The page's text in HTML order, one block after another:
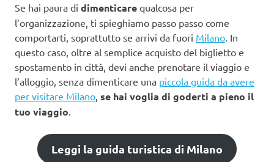
Se hai paura di dimenticare qualcosa per
l’organizzazione, ti spieghiamo passo passo come
comportarti, soprattutto se arrivi da fuori Milano . In
questo caso, oltre al semplice acquisto del biglietto e
spostamento in città, devi anche prenotare il viaggio e
l’alloggio, senza dimenticare una piccola guida da avere
per visitare Milano se hai voglia di goderti a pieno il
tuo viaggio
Leggi la guida turistica di Milano